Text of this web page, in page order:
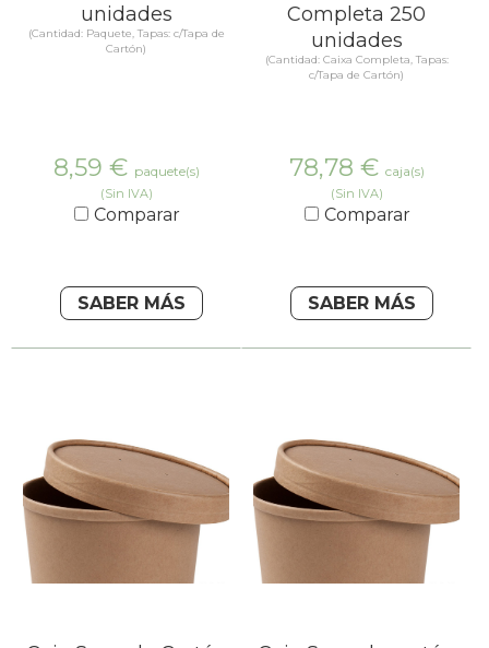
unidades
(Cantidad: Paquete, Tapas: c/Tapa de
Cartón)
8,59 € paquete(s)
(Sin IVA)
Comparar
SABER MÁS
Completa 250
unidades
(Cantidad: Caixa Completa, Tapas:
c/Tapa de Cartón)
78,78 € caja(s)
(Sin IVA)
Comparar
SABER MÁS